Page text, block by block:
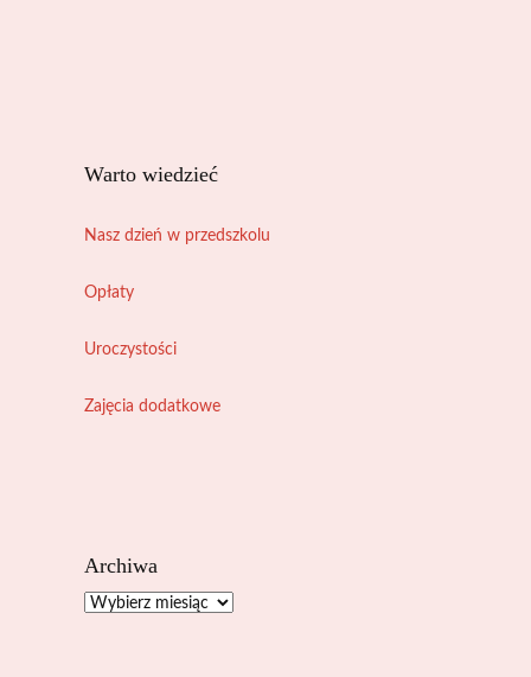
Warto wiedzieć
Nasz dzień w przedszkolu
Opłaty
Uroczystości
Zajęcia dodatkowe
Archiwa
Archiwa